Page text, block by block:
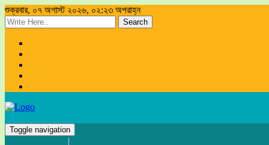
শুক্রবার, ০৭ অগাস্ট ২০২৬, ০২:২৩ অপরাহ্ন
Search
Toggle navigation